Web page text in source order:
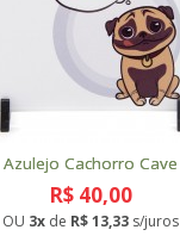
Azulejo Cachorro Cave
R$ 40,00
OU 3x de R$ 13,33 s/juros